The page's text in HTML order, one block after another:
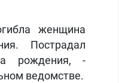
женщина
Пострадал
рождения, -
ведомстве.